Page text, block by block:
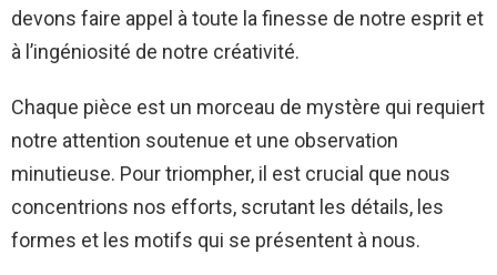
devons faire appel à toute la finesse de notre esprit et
à l’ingéniosité de notre créativité.
Chaque pièce est un morceau de mystère qui requiert
notre attention soutenue et une observation
minutieuse. Pour triompher, il est crucial que nous
concentrions nos efforts, scrutant les détails, les
formes et les motifs qui se présentent à nous.